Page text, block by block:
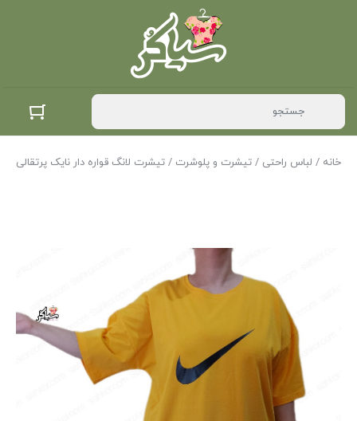
خانه / لباس راحتی / تیشرت و پلوشرت / تیشرت لانگ قواره دار نایک پرتقالی